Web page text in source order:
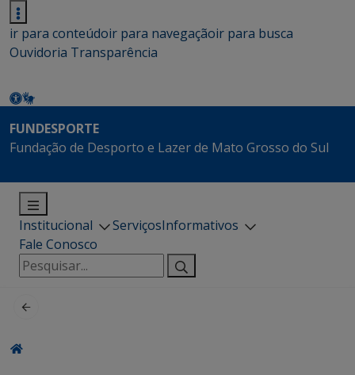
ir para conteúdoir para navegaçãoir para busca
Ouvidoria Transparência
FUNDESPORTE
Fundação de Desporto e Lazer de Mato Grosso do Sul
Institucional ServiçosInformativos
Fale Conosco
Pesquisar
por: